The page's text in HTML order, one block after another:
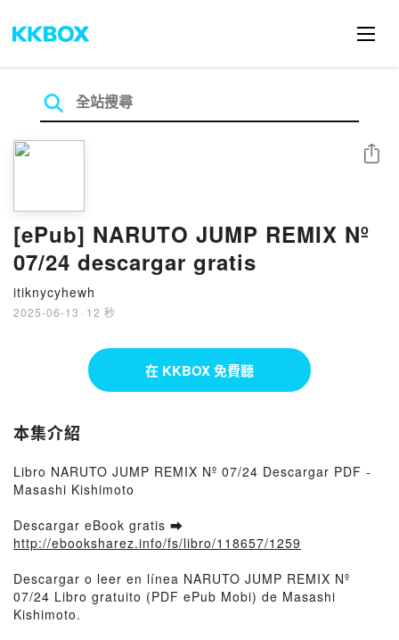
[ePub] NARUTO JUMP REMIX Nº
07/24 descargar gratis
itiknycyhewh
2025-06-13 · 12 秒
分享
在 KKBOX 免費聽
本集介紹
Libro NARUTO JUMP REMIX Nº 07/24 Descargar PDF -
Masashi Kishimoto
Descargar eBook gratis ➡
http://ebooksharez.info/fs/libro/118657/1259
Descargar o leer en línea NARUTO JUMP REMIX Nº
07/24 Libro gratuito (PDF ePub Mobi) de Masashi
Kishimoto.